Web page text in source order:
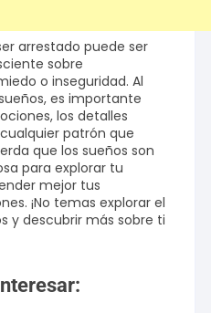
arrestado puede ser
sobre
o inseguridad. Al
es importante
los detalles
patrón que
que los sueños son
para explorar tu
mejor tus
¡No temas explorar el
y descubrir más sobre ti